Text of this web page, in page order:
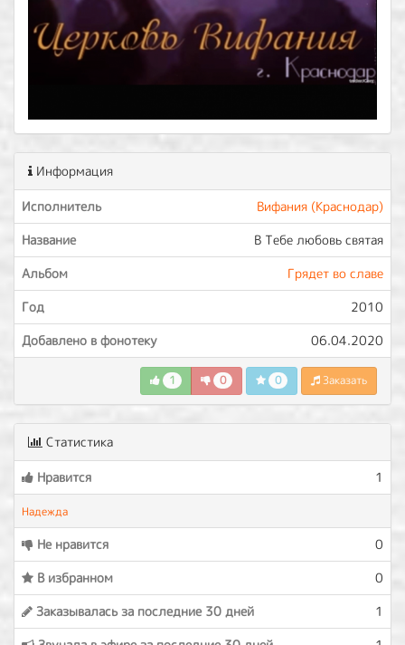
Информация
Исполнитель
Вифания (Краснодар)
Название
В Тебе любовь святая
Альбом
Грядет во славе
Год
2010
Добавлено в фонотеку
06.04.2020
1 0 0 Заказать
Статистика
Нравится 1
Надежда
Не нравится
0
В избранном
0
Заказывалась за последние 30 дней
1